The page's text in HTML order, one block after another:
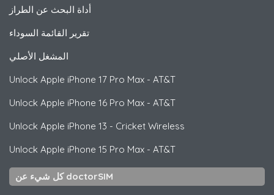
أداة البحث عن الطراز
تقرير القائمة السوداء
المشغل الأصلي
Unlock Apple iPhone 17 Pro Max - AT&T
Unlock Apple iPhone 16 Pro Max - AT&T
Unlock Apple iPhone 13 - Cricket Wireless
Unlock Apple iPhone 15 Pro Max - AT&T
كل شيء عن doctorSIM